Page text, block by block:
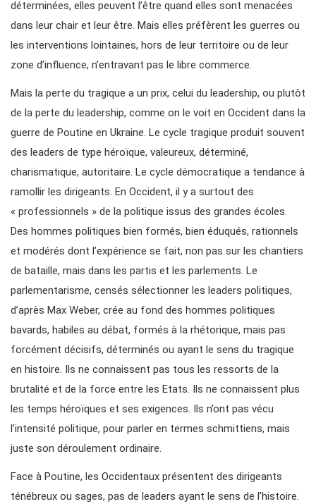
déterminées, elles peuvent l’être quand elles sont menacées
dans leur chair et leur être. Mais elles préfèrent les guerres ou
les interventions lointaines, hors de leur territoire ou de leur
zone d’influence, n’entravant pas le libre commerce.
Mais la perte du tragique a un prix, celui du leadership, ou plutôt
de la perte du leadership, comme on le voit en Occident dans la
guerre de Poutine en Ukraine. Le cycle tragique produit souvent
des leaders de type héroïque, valeureux, déterminé,
charismatique, autoritaire. Le cycle démocratique a tendance à
ramollir les dirigeants. En Occident, il y a surtout des
« professionnels » de la politique issus des grandes écoles.
Des hommes politiques bien formés, bien éduqués, rationnels
et modérés dont l’expérience se fait, non pas sur les chantiers
de bataille, mais dans les partis et les parlements. Le
parlementarisme, censés sélectionner les leaders politiques,
d’après Max Weber, crée au fond des hommes politiques
bavards, habiles au débat, formés à la rhétorique, mais pas
forcément décisifs, déterminés ou ayant le sens du tragique
en histoire. Ils ne connaissent pas tous les ressorts de la
brutalité et de la force entre les Etats. Ils ne connaissent plus
les temps héroïques et ses exigences. Ils n’ont pas vécu
l’intensité politique, pour parler en termes schmittiens, mais
juste son déroulement ordinaire.
Face à Poutine, les Occidentaux présentent des dirigeants
ténébreux ou sages, pas de leaders ayant le sens de l’histoire.